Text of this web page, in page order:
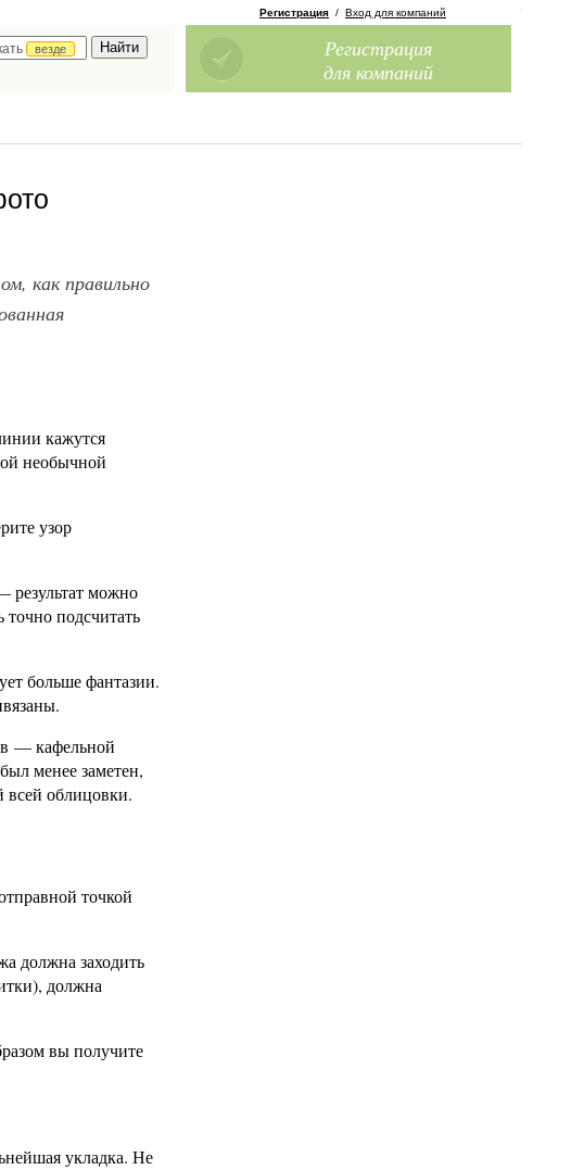
везде
Регистрация / Вход для компаний
Регистрация
для компаний
как правильно
кажутся
необычной
узор
результат можно
точно подсчитать
больше фантазии.
— кафельной
менее заметен,
всей облицовки.
точкой
должна заходить
должна
вы получите
укладка. Не